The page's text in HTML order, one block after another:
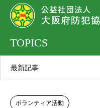
TOPICS
最新記事
ボランティア活動